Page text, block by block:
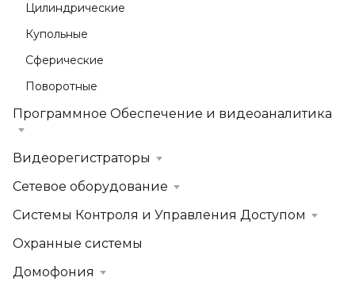
Цилиндрические
Купольные
Сферические
Поворотные
Программное Обеспечение и видеоаналитика
Видеорегистраторы
Сетевое оборудование
Системы Контроля и Управления Доступом
Охранные системы
Домофония